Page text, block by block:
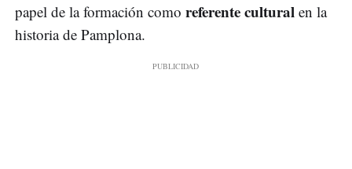
papel de la formación como referente cultural en la
historia de Pamplona.